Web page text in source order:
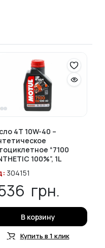
4T 10W-40 –
“7100
100%”, 1L
304151
грн.
В корзину
Купить в 1 клик